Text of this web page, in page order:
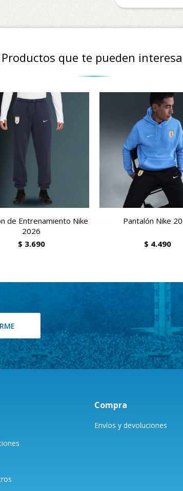
Productos que te pueden
de Entrenamiento Nike
2026
$ 3.690
Pantalón Nike
$ 4.490
Compra
Envíos y devoluciones